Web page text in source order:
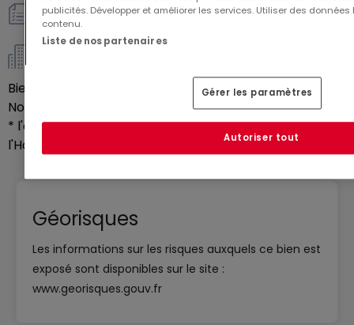
Autres
Bien soumis au statut de copropriétéOui
Nombre de lots en copropriété49
* l'article L.721-1 du Code de la Construction et de
l'Habitation.
Géorisques
Les informations sur les risques auxquels ce bien est
exposé sont disponibles sur le site :
www.georisques.gouv.fr
publicités. Développer et améliorer les services. Utiliser des
contenu.
Liste de nos partenaires
Gérer les paramètres
Autoriser tout